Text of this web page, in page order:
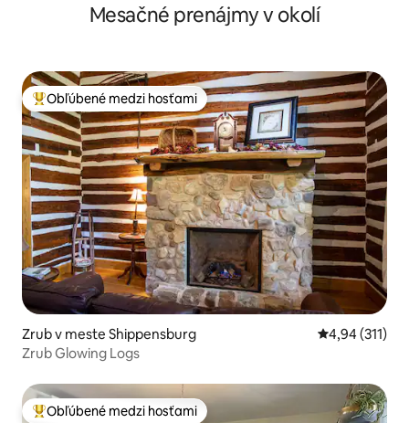
Mesačné prenájmy v okolí
Najobľúbenejšie medzi hosťami
Obľúbené medzi hosťami
Zrub v meste Shippensburg Priemerné
4,94 (311)
Zrub Glowing Logs
Najobľúbenejšie medzi hosťami
Obľúbené medzi hosťami